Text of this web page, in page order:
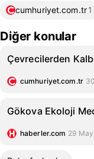
cumhuriyet.com.tr1
Diğer konular
Çevrecilerden
cumhuriyet.com.tr
Gökova Ekoloji
haberler.com 29